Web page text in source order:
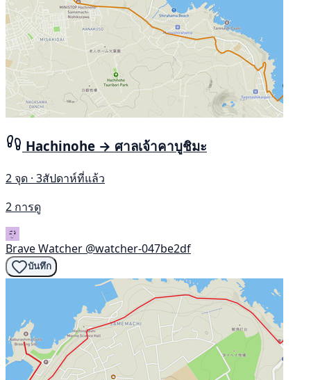
Hachinohe → ศาลเจ้าคาบูชิมะ
2 จุด · 3สัปดาห์ที่แล้ว
2 การดู
Brave Watcher @watcher-047be2df
บันทึก